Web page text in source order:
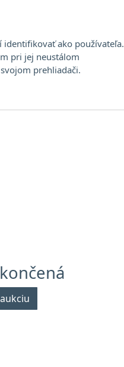
identifikovať ako používateľa.
pri jej neustálom
prehliadači.